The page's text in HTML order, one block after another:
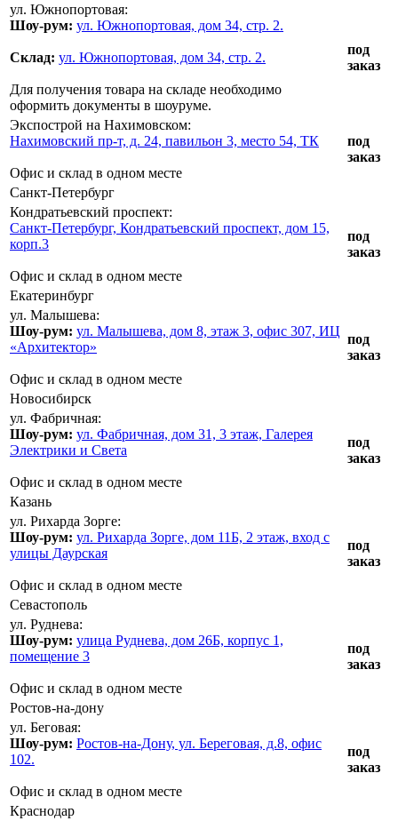
ул. Южнопортовая:
Шоу-рум: ул. Южнопортовая, дом 34, стр. 2.
Склад: ул. Южнопортовая, дом 34, стр. 2.
Для получения товара на складе необходимо
оформить документы в шоуруме.
под
заказ
Экспострой на Нахимовском:
Нахимовский пр-т, д. 24, павильон 3, место 54, ТК
Офис и склад в одном месте
под
заказ
Санкт-Петербург
Кондратьевский проспект:
Санкт-Петербург, Кондратьевский проспект, дом 15,
корп.3
Офис и склад в одном месте
под
заказ
Екатеринбург
ул. Малышева:
Шоу-рум: ул. Малышева, дом 8, этаж 3, офис 307, ИЦ
«Архитектор»
Офис и склад в одном месте
под
заказ
Новосибирск
ул. Фабричная:
Шоу-рум: ул. Фабричная, дом 31, 3 этаж, Галерея
Электрики и Света
Офис и склад в одном месте
под
заказ
Казань
ул. Рихарда Зорге:
Шоу-рум: ул. Рихарда Зорге, дом 11Б, 2 этаж, вход с
улицы Даурская
Офис и склад в одном месте
под
заказ
Севастополь
ул. Руднева:
Шоу-рум: улица Руднева, дом 26Б, корпус 1,
помещение 3
Офис и склад в одном месте
под
заказ
Ростов-на-дону
ул. Беговая:
Шоу-рум: Ростов-на-Дону, ул. Береговая, д.8, офис
102.
Офис и склад в одном месте
под
заказ
Краснодар